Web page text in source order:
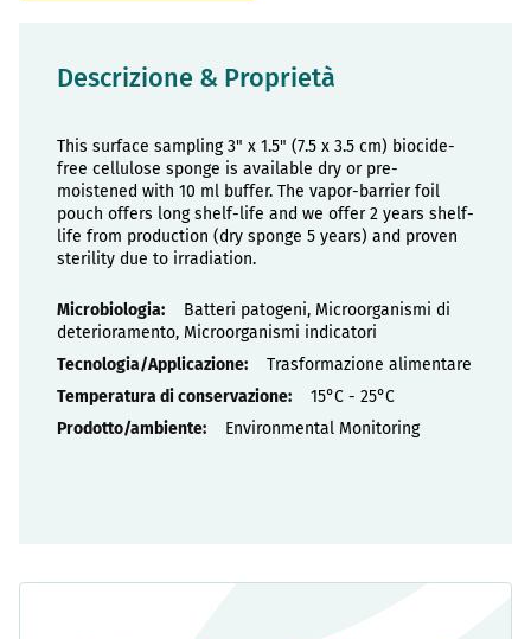
Descrizione & Proprietà
This surface sampling 3" x 1.5" (7.5 x 3.5 cm) biocide-
free cellulose sponge is available dry or pre-
moistened with 10 ml buffer. The vapor-barrier foil
pouch offers long shelf-life and we offer 2 years shelf-
life from production (dry sponge 5 years) and proven
sterility due to irradiation.
Proprietà
Batteri patogeni, Microorganismi di
deterioramento, Microorganismi indicatori
Trasformazione alimentare
15°C - 25°C
Environmental Monitoring